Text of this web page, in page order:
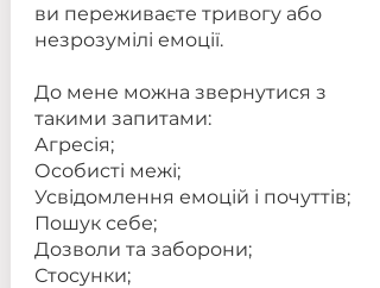
ви переживаєте тривогу або
незрозумілі емоції.
До мене можна звернутися з
такими запитами:
Агресія;
Особисті межі;
Усвідомлення емоцій і почуттів;
Пошук себе;
Дозволи та заборони;
Стосунки;